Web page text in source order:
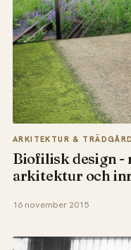
ARKITEKTUR & TRÄDGÅRD
Biofilisk design -
arkitektur och
16 november 2015